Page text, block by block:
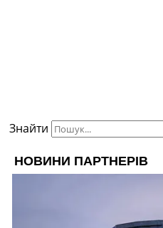
Знайти